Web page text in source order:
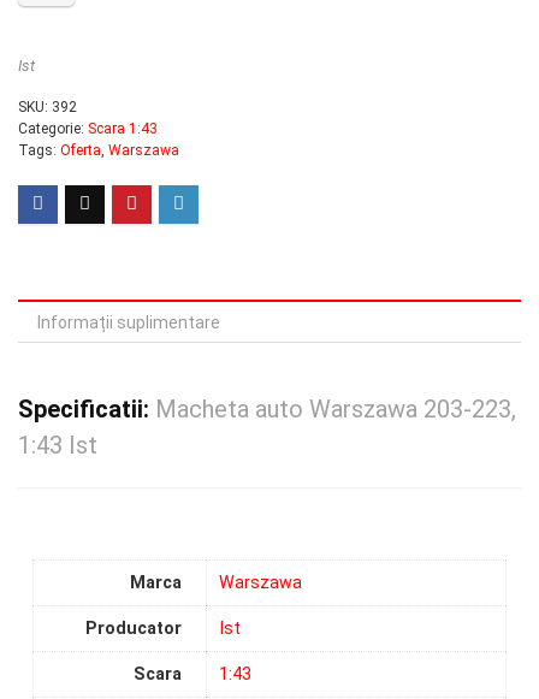
Ist
SKU: 392
Categorie: Scara 1:43
Tags: Oferta, Warszawa
Informații suplimentare
Specificatii: Macheta auto Warszawa 203-223,
1:43 Ist
Marca Warszawa
Producator Ist
Scara 1:43